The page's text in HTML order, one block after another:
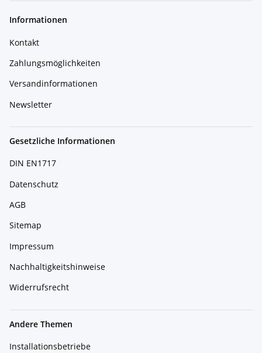
Informationen
Kontakt
Zahlungsmöglichkeiten
Versandinformationen
Newsletter
Gesetzliche Informationen
DIN EN1717
Datenschutz
AGB
Sitemap
Impressum
Nachhaltigkeitshinweise
Widerrufsrecht
Andere Themen
Installationsbetriebe